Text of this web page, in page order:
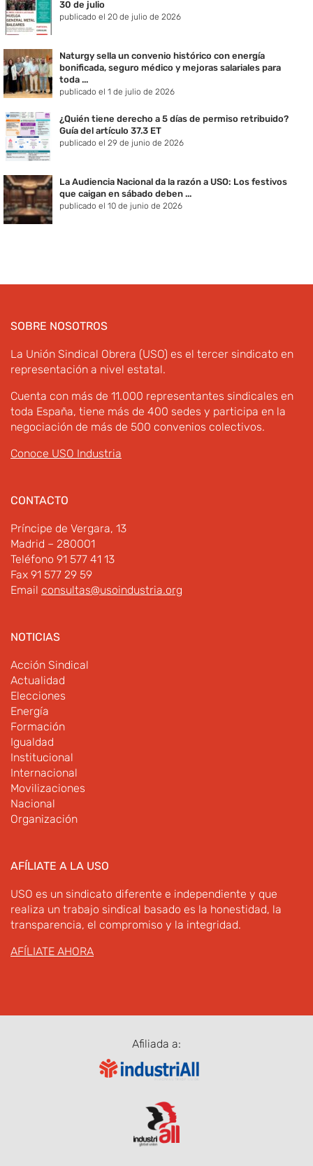
30 de julio
publicado el 20 de julio de 2026
Naturgy sella un convenio histórico con energía
bonificada, seguro médico y mejoras salariales para
toda ...
publicado el 1 de julio de 2026
¿Quién tiene derecho a 5 días de permiso retribuido?
Guía del artículo 37.3 ET
publicado el 29 de junio de 2026
La Audiencia Nacional da la razón a USO: Los festivos
que caigan en sábado deben ...
publicado el 10 de junio de 2026
SOBRE NOSOTROS
La Unión Sindical Obrera (USO) es el tercer sindicato en
representación a nivel estatal.
Cuenta con más de 11.000 representantes sindicales en
toda España, tiene más de 400 sedes y participa en la
negociación de más de 500 convenios colectivos.
Conoce USO Industria
CONTACTO
Príncipe de Vergara, 13
Madrid – 280001
Teléfono 91 577 41 13
Fax 91 577 29 59
Email consultas@usoindustria.org
NOTICIAS
Acción Sindical
Actualidad
Elecciones
Energía
Formación
Igualdad
Institucional
Internacional
Movilizaciones
Nacional
Organización
AFÍLIATE A LA USO
USO es un sindicato diferente e independiente y que
realiza un trabajo sindical basado es la honestidad, la
transparencia, el compromiso y la integridad.
AFÍLIATE AHORA
Afiliada a: